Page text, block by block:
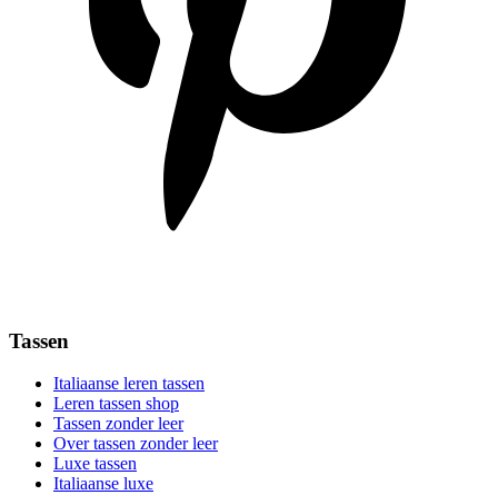
Tassen
Italiaanse leren tassen
Leren tassen shop
Tassen zonder leer
Over tassen zonder leer
Luxe tassen
Italiaanse luxe